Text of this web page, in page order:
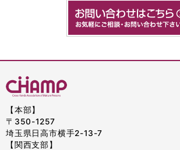
【本部】
〒350-1257
埼玉県日高市横手2-13-7
【関西支部】